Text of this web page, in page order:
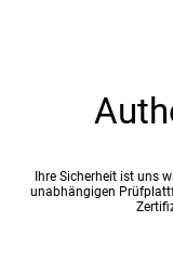
Ihre Sicherheit ist uns
unabhängigen